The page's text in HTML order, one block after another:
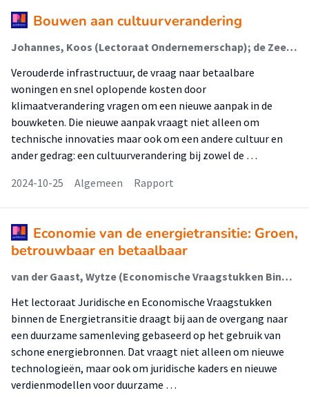
Bouwen aan cultuurverandering
Johannes, Koos (Lectoraat Ondernemerschap); de Zeeuw, Anna; Kapteijns, Maria (Lectoraat Coördinatie Grootstedelijke Vraagstukken)
Verouderde infrastructuur, de vraag naar betaalbare
woningen en snel oplopende kosten door
klimaatverandering vragen om een nieuwe aanpak in de
bouwketen. Die nieuwe aanpak vraagt niet alleen om
technische innovaties maar ook om een andere cultuur en
ander gedrag: een cultuurverandering bij zowel de …
2024-10-25
Algemeen Rapport
Economie van de energietransitie: Groen,
betrouwbaar en betaalbaar
van der Gaast, Wytze (Economische Vraagstukken Binnen De Energietransitie)
Het lectoraat Juridische en Economische Vraagstukken
binnen de Energietransitie draagt bij aan de overgang naar
een duurzame samenleving gebaseerd op het gebruik van
schone energiebronnen. Dat vraagt niet alleen om nieuwe
technologieën, maar ook om juridische kaders en nieuwe
verdienmodellen voor duurzame …